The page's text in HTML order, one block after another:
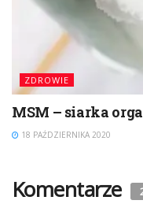
ZDROWIE
MSM – siarka
18 PAŹDZIERNIKA 2020
Komentarze